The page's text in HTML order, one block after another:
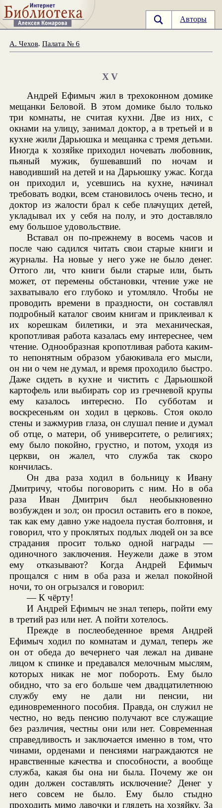
Авторы
А. Чехов.Палата № 6
XV
Андрей Ефимыч жил в трехоконном домике
мещанки Беловой. В этом домике было только
три комнаты, не считая кухни. Две из них, с
окнами на улицу, занимал доктор, а в третьей и в
кухне жили Дарьюшка и мещанка с тремя детьми.
Иногда к хозяйке приходил ночевать любовник,
пьяный мужик, бушевавший по ночам и
наводивший на детей и на Дарьюшку ужас. Когда
он приходил и, усевшись на кухне, начинал
требовать водки, всем становилось очень тесно, и
доктор из жалости брал к себе плачущих детей,
укладывал их у себя на полу, и это доставляло
ему большое удовольствие.
Вставал он по-прежнему в восемь часов и
после чаю садился читать свои старые книги и
журналы. На новые у него уже не было денег.
Оттого ли, что книги были старые или, быть
может, от перемены обстановки, чтение уже не
захватывало его глубоко и утомляло. Чтобы не
проводить времени в праздности, он составлял
подробный каталог своим книгам и приклеивал к
их корешкам билетики, и эта механическая,
кропотливая работа казалась ему интереснее, чем
чтение. Однообразная кропотливая работа каким-
то непонятным образом убаюкивала его мысли,
он ни о чем не думал, и время проходило быстро.
Даже сидеть в кухне и чистить с Дарьюшкой
картофель или выбирать сор из гречневой крупы
ему казалось интересно. По субботам и
воскресеньям он ходил в церковь. Стоя около
стены и зажмурив глаза, он слушал пение и думал
об отце, о матери, об университете, о религиях;
ему было покойно, грустно, и потом, уходя из
церкви, он жалел, что служба так скоро
кончилась.
Он два раза ходил в больницу к Ивану
Дмитричу, чтобы поговорить с ним. Но в оба
раза Иван Дмитрич был необыкновенно
возбужден и зол; он просил оставить его в покое,
так как ему давно уже надоела пустая болтовня, и
говорил, что у проклятых подлых людей он за все
страдания просит только одной награды —
одиночного заключения. Неужели даже в этом
ему отказывают? Когда Андрей Ефимыч
прощался с ним в оба раза и желал покойной
ночи, то он огрызался и говорил:
— К чёрту!
И Андрей Ефимыч не знал теперь, пойти ему
в третий раз или нет. А пойти хотелось.
Прежде в послеобеденное время Андрей
Ефимыч ходил по комнатам и думал, теперь же
он от обеда до вечернего чая лежал на диване
лицом к спинке и предавался мелочным мыслям,
которых никак не мог побороть. Ему было
обидно, что за его больше чем двадцатилетнюю
службу ему не дали ни пенсии, ни
единовременного пособия. Правда, он служил не
честно, но ведь пенсию получают все служащие
без различия, честны они или нет. Современная
справедливость и заключается именно в том, что
чинами, орденами и пенсиями награждаются не
нравственные качества и способности, а вообще
служба, какая бы она ни была. Почему же он
один должен составлять исключение? Денег у
него совсем не было. Ему было стыдно
проходить мимо лавочки и глядеть на хозяйку. За